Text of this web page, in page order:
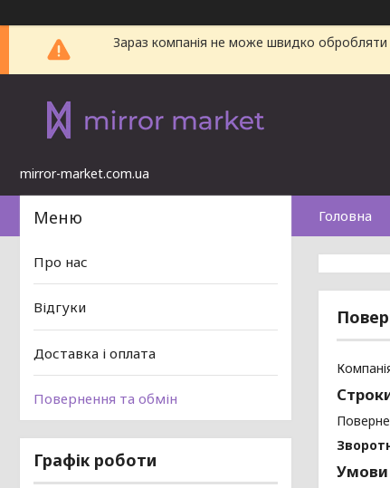
Зараз компанія не може швидко обробляти
mirror-market.com.ua
Головна
Умови
Про нас
Відгуки
Доставка і оплата
Повернення та обмін
Графік роботи